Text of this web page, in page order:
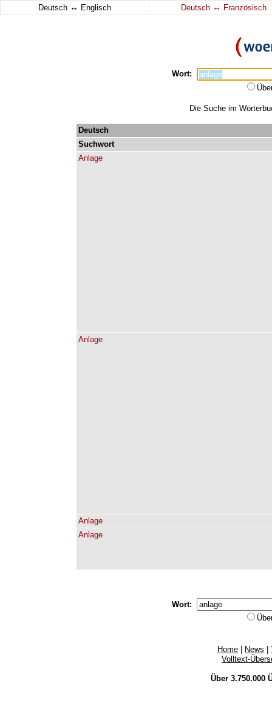
Deutsch ↔ Englisch Deutsch ↔ Französisch
Wort:
Die Suche im
Deutsch
Suchwort
Anlage
Anlage
Anlage
Anlage
Wort:
Home News
Volltext-
Über 3.750.000